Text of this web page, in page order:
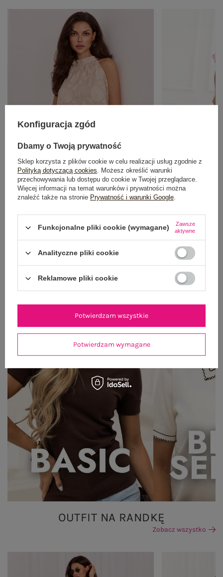
Beżowa koktajlowa sukienka z dekoltem halter
114,99 zł
One size
Jasnoróżowa
OUTFIT NA RANDKĘ
Zobacz wszystko
Konfiguracja zgód
Dbamy o Twoją prywatność
Sklep korzysta z plików cookie w celu realizacji usług zgodnie z
Polityką dotyczącą cookies. Możesz określić warunki
przechowywania lub dostępu do cookie w Twojej przeglądarce.
Więcej informacji na temat warunków i prywatności można
znaleźć także na stronie Prywatność i warunki Google.
Funkcjonalne pliki cookie (wymagane)
Zawsze
aktywne
Analityczne pliki cookie
Reklamowe pliki cookie
Potwierdzam wymagane
Potwierdzam wszystkie